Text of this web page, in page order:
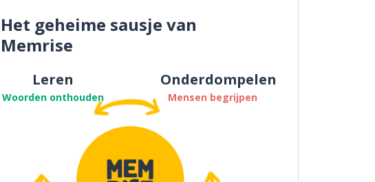
Het geheime sausje van
Memrise
Leren
Woorden onthouden
Onderdompelen
Mensen begrijpen